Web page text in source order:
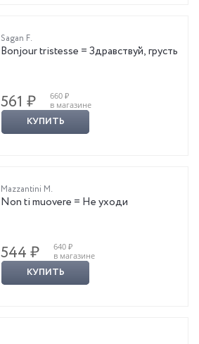
Sagan F.
Bonjour tristesse = Здравствуй, грусть
561 ₽
660 ₽
в магазине
КУПИТЬ
Mazzantini M.
Non ti muovere = Не уходи
544 ₽
640 ₽
в магазине
КУПИТЬ